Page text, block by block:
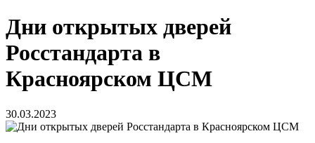
Дни открытых дверей
Росстандарта в
Красноярском ЦСМ
30.03.2023